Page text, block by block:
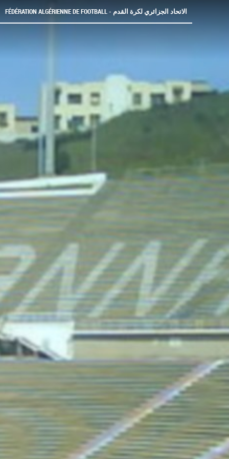
FÉDÉRATION ALGÉRIENNE DE FOOTBALL - الاتحاد الجزائري لكرة القدم